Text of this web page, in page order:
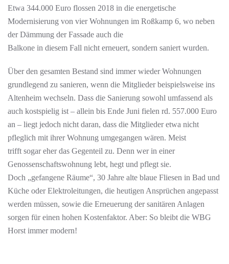
Etwa 344.000 Euro flossen 2018 in die energetische
Modernisierung von vier Wohnungen im Roßkamp 6, wo neben
der Dämmung der Fassade auch die
Balkone in diesem Fall nicht erneuert, sondern saniert wurden.
Über den gesamten Bestand sind immer wieder Wohnungen
grundlegend zu sanieren, wenn die Mitglieder beispielsweise ins
Altenheim wechseln. Dass die Sanierung sowohl umfassend als
auch kostspielig ist – allein bis Ende Juni fielen rd. 557.000 Euro
an – liegt jedoch nicht daran, dass die Mitglieder etwa nicht
pfleglich mit ihrer Wohnung umgegangen wären. Meist
trifft sogar eher das Gegenteil zu. Denn wer in einer
Genossenschaftswohnung lebt, hegt und pflegt sie.
Doch „gefangene Räume“, 30 Jahre alte blaue Fliesen in Bad und
Küche oder Elektroleitungen, die heutigen Ansprüchen angepasst
werden müssen, sowie die Erneuerung der sanitären Anlagen
sorgen für einen hohen Kostenfaktor. Aber: So bleibt die WBG
Horst immer modern!